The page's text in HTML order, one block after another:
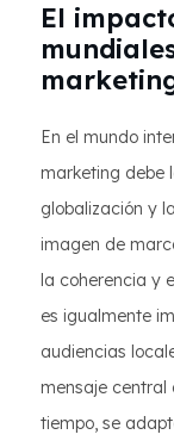
El
En el mundo
marketing debe
globalización y
imagen de
la coherencia y
es igualmente
audiencias
mensaje central
tiempo, se